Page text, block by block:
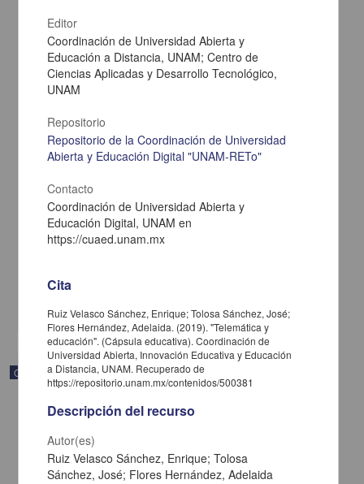
Sistemas de desigualdades
Becerra Espinosa, José Manuel - Coordinación de Universidad
Abierta y Educación a Distancia, UNAM; Dirección General de la
Multidisciplina
Objeto de aprendizaje
Editor
Coordinación de Universidad Abierta y
Educación a Distancia, UNAM; Centro de
Ciencias Aplicadas y Desarrollo Tecnológico,
UNAM
Repositorio
Repositorio de la Coordinación de Universidad
Abierta y Educación Digital "UNAM-RETo"
Contacto
Coordinación de Universidad Abierta y
Educación Digital, UNAM en
https://cuaed.unam.mx
Cita
Ruiz Velasco Sánchez, Enrique; Tolosa Sánchez, José;
Flores Hernández, Adelaida. (2019). "Telemática y
educación". (Cápsula educativa). Coordinación de
Universidad Abierta, Innovación Educativa y Educación
a Distancia, UNAM. Recuperado de
https://repositorio.unam.mx/contenidos/500381
Descripción del recurso
Autor(es)
Ruiz Velasco Sánchez, Enrique; Tolosa
Sánchez, José; Flores Hernández, Adelaida